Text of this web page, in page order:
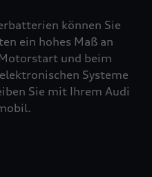
können Sie
ein hohes Maß an
und beim
Systeme
Sie mit Ihrem Audi